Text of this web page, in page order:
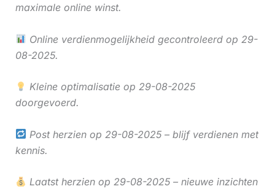
maximale online winst.
Online verdienmogelijkheid gecontroleerd op 29-
08-2025.
Kleine optimalisatie op 29-08-2025
doorgevoerd.
Post herzien op 29-08-2025 – blijf verdienen met
kennis.
Laatst herzien op 29-08-2025 – nieuwe inzichten